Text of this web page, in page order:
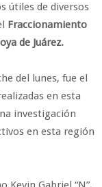
útiles de diversos
Fraccionamiento
de Juárez.
del lunes, fue el
en esta
investigación
en esta región